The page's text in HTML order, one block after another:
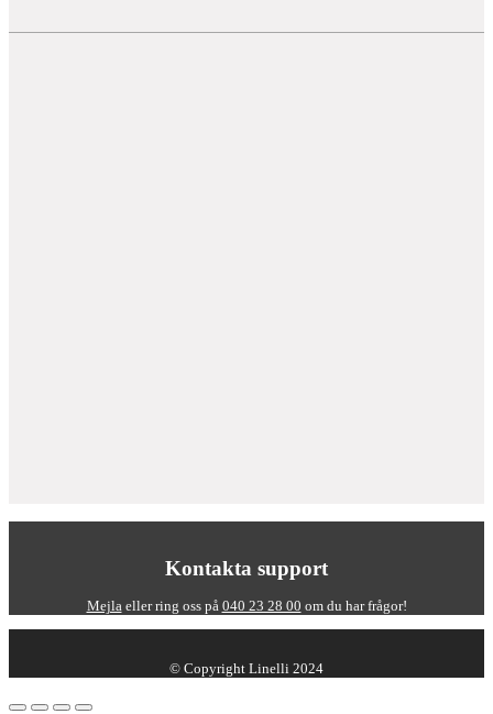
Kontakta support
Mejlaeller ring oss på 040 23 28 00 om du har frågor!
© Copyright Linelli 2024